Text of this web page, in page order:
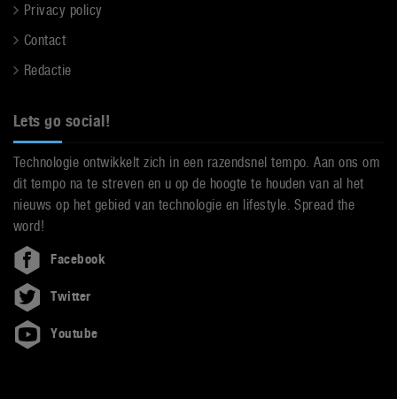
Privacy policy
Contact
Redactie
Lets go social!
Technologie ontwikkelt zich in een razendsnel tempo. Aan ons om
dit tempo na te streven en u op de hoogte te houden van al het
nieuws op het gebied van technologie en lifestyle. Spread the
word!
Facebook
Twitter
Youtube